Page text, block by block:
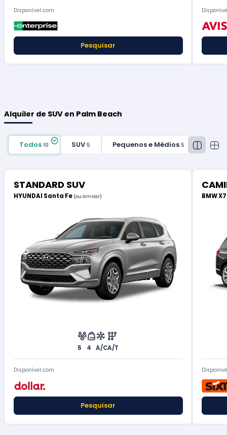
Disponível com
Pesquisar
Alquiler de SUV en Palm Beach
Todos10 SUV 5 Pequenos e Médios 5
STANDARD SUV
HYUNDAI Santa Fe (ou Similar)
5 4 A/CA/T
Disponível com
Pesquisar
BMW